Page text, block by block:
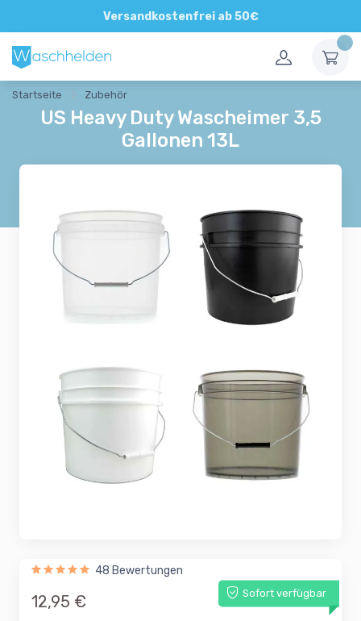
Versandkostenfrei ab 50€
Direkte und persönliche Beratung
Startseite Zubehör
US Heavy Duty Wascheimer 3,5
Gallonen 13L
48 Bewertungen
Sofort verfügbar
12,95 €